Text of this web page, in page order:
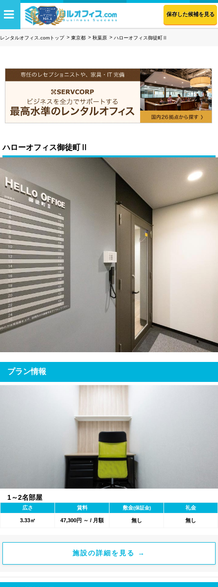
保存した候補を見る
レンタルオフィス.comトップ 東京都 秋葉原 ハローオフィス御徒町Ⅱ
ハローオフィス御徒町Ⅱ
プラン情報
1～2名部屋
広さ 賃料 敷金(保証金) 礼金
3.33㎡ 47,300円 ～ / 月額 無し 無し
施設の詳細を見る →